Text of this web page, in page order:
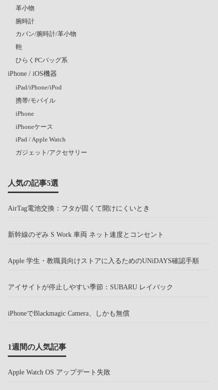
革小物
腕時計
カバン/腕時計/革小物
鞄
ひらくPCバッグ系
iPhone / iOS機器
iPad/iPhone/iPod
携帯/モバイル
iPhone
iPhoneケース
iPad / Apple Watch
ガジェット/アクセサリー
人気の記事5選
AirTag電池交換：フタが固くて開けにくいとき
新幹線のぞみ S Work 車両 ネット速度とコンセント
Apple 学生・教職員向けストアに入るためのUNiDAYS確認手順
アイサイトが停止しやすい季節：SUBARU レイバック
iPhoneでBlackmagic Camera、しかも無償
1週間の人気記事
Apple Watch OS アップデート失敗